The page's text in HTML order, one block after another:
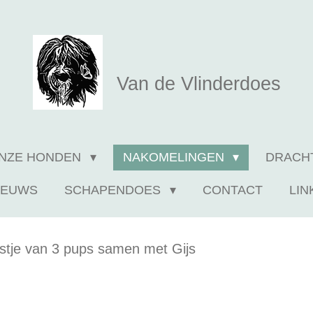
Van de Vlinderdoes
HONDEN NAKOMELINGEN
SCHAPENDOES CONTACT
van 3 pups samen met Gijs